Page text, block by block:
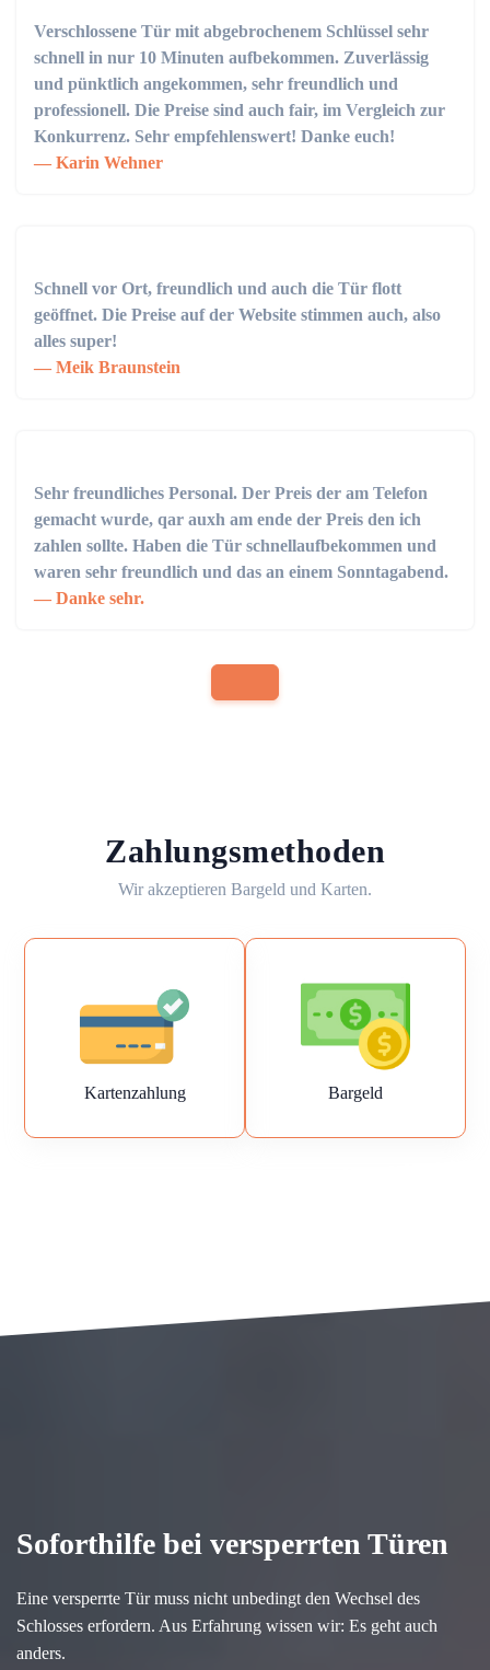
Verschlossene Tür mit abgebrochenem Schlüssel sehr
schnell in nur 10 Minuten aufbekommen. Zuverlässig
und pünktlich angekommen, sehr freundlich und
professionell. Die Preise sind auch fair, im Vergleich zur
Konkurrenz. Sehr empfehlenswert! Danke euch!
Karin Wehner
Schnell vor Ort, freundlich und auch die Tür flott
geöffnet. Die Preise auf der Website stimmen auch, also
alles super!
Meik Braunstein
Sehr freundliches Personal. Der Preis der am Telefon
gemacht wurde, qar auxh am ende der Preis den ich
zahlen sollte. Haben die Tür schnellaufbekommen und
waren sehr freundlich und das an einem Sonntagabend.
Danke sehr.
Zahlungsmethoden
Wir akzeptieren Bargeld und Karten.
Kartenzahlung Bargeld
Soforthilfe bei versperrten Türen
Eine versperrte Tür muss nicht unbedingt den Wechsel des
Schlosses erfordern. Aus Erfahrung wissen wir: Es geht auch
anders.